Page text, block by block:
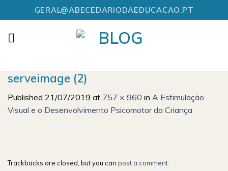
to
content
GERAL@ABECEDARIODAEDUCACAO.PT
serveimage (2)
Published 21/07/2019 at 757 × 960 in A Estimulação
Visual e o Desenvolvimento Psicomotor da Criança
Trackbacks are closed, but you can post a comment